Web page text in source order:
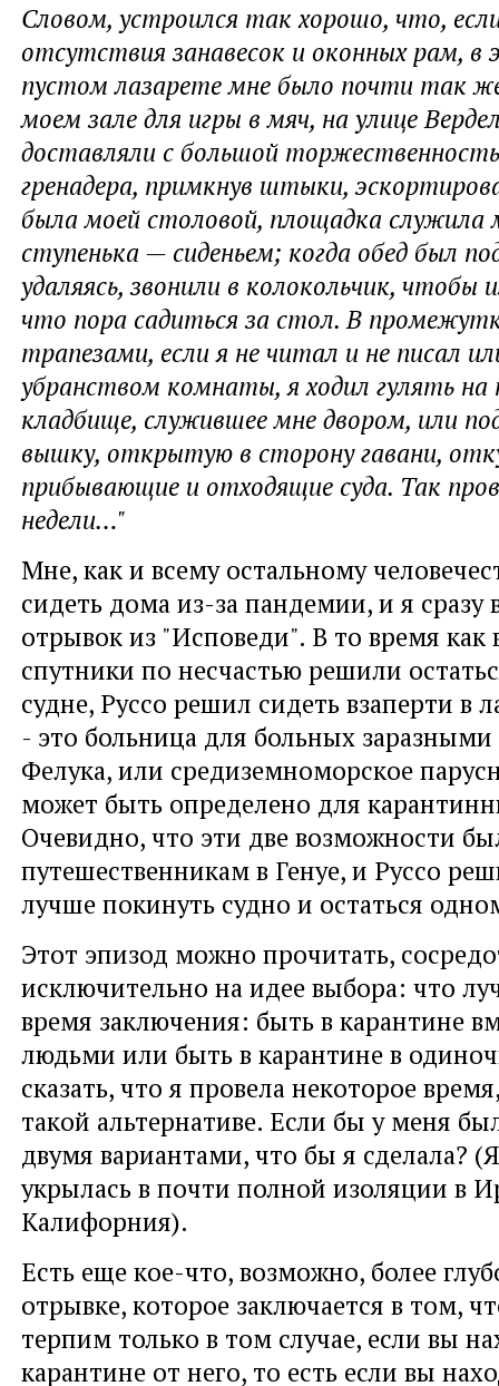
Словом, устроился так хорошо, что,
отсутствия занавесок и оконных рам, в
пустом лазарете мне было почти так
моем зале для игры в мяч, на улице
доставляли с большой
гренадера, примкнув штыки,
была моей столовой, площадка служила
ступенька — сиденьем; когда обед был
удаляясь, звонили в колокольчик, чтобы
что пора садиться за стол. В
трапезами, если я не читал и не писал
убранством комнаты, я ходил гулять
кладбище, служившее мне двором, или
вышку, открытую в сторону гавани,
прибывающие и отходящие суда. Так
недели…"
Мне, как и всему остальному
сидеть дома из-за пандемии, и я сразу
отрывок из "Исповеди". В то время как
спутники по несчастью решили
судне, Руссо решил сидеть взаперти в
- это больница для больных
Фелука, или средиземноморское
может быть определено для
Очевидно, что эти две возможности
путешественникам в Генуе, и Руссо
лучше покинуть судно и остаться
Этот эпизод можно прочитать,
исключительно на идее выбора: что
время заключения: быть в карантине
людьми или быть в карантине в
сказать, что я провела некоторое
такой альтернативе. Если бы у меня
двумя вариантами, что бы я сделала?
укрылась в почти полной изоляции в
Калифорния).
Есть еще кое-что, возможно, более
отрывке, которое заключается в том,
терпим только в том случае, если вы
карантине от него, то есть если вы